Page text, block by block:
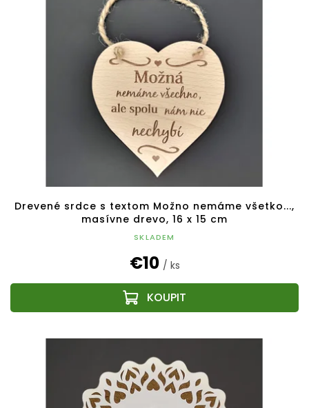
Drevené srdce s textom Možno nemáme všetko...,
masívne drevo, 16 x 15 cm
SKLADEM
€10 / ks